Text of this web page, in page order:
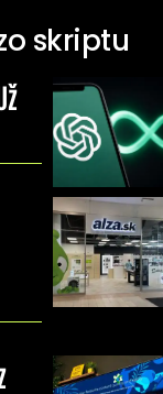
skriptu